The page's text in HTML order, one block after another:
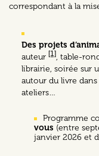
correspondant à la
Des projets
auteur [1], table-
librairie, soirée sur
autour du livre
ateliers…
Programme
vous (entre
janvier 2026 et